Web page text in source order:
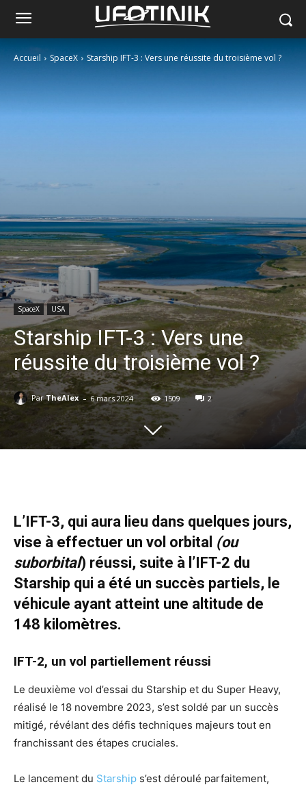
Accueil SpaceX Starship IFT-3 : Vers une réussite du troisième vol ?
SpaceX USA
Starship IFT-3 : Vers une
réussite du troisième vol ?
Par TheAlex - 6 mars 2024 1509 2
L’IFT-3, qui aura lieu dans quelques jours,
vise à effectuer un vol orbital (ou
suborbital) réussi, suite à l’IFT-2 du
Starship qui a été un succès partiels, le
véhicule ayant atteint une altitude de
148 kilomètres.
IFT-2, un vol partiellement réussi
Le deuxième vol d’essai du Starship et du Super Heavy,
réalisé le 18 novembre 2023, s’est soldé par un succès
mitigé, révélant des défis techniques majeurs tout en
franchissant des étapes cruciales.
Le lancement du Starship s’est déroulé parfaitement,